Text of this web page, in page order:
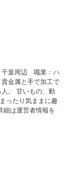
千葉周辺 職業：ハ
金属と手で加工で
。 甘いもの、動
ったり気ままに趣
細は運営者情報を